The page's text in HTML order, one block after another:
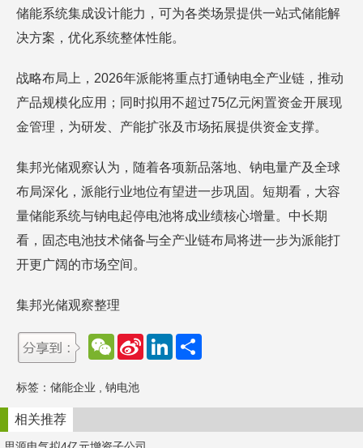
储能系统集成设计能力，可为各类场景提供一站式储能解
决方案，优化系统整体性能。
战略布局上，2026年派能将重点打通钠电全产业链，推动
产品规模化应用；同时拟用不超过75亿元闲置资金开展现
金管理，为研发、产能扩张及市场拓展提供资金支撑。
集邦光储观察认为，随着各项新品落地、钠电量产及全球
布局深化，派能行业地位有望进一步巩固。短期看，大容
量储能系统与钠电起停电池将成业绩核心增量。中长期
看，固态电池技术储备与全产业链布局将进一步为派能打
开更广阔的市场空间。
集邦光储观察整理
W
e
a
t
S
e
b
o
L
d
n
标签： 储能企业 钠电池
相关推荐